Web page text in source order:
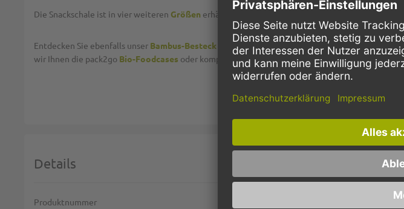
Die Snackschale ist in vier weiteren Größen erhältlich, so können Sie die perfekte Verpackung
Entdecken Sie ebenfalls unser Bambus-Besteck undrecycling Tissue-Servietten, so können
wir Ihnen die pack2go Bio-Foodcases oder kompostierbare Bagasse Menüboxen.
Details
Weitere Informationen
Produktnummer